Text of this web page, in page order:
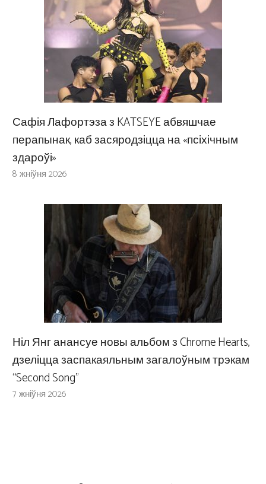
Сафія Лафортэза з KATSEYE абвяшчае
перапынак, каб засяродзіцца на «псіхічным
здароўі»
8 жніўня 2026
Ніл Янг анансуе новы альбом з Chrome Hearts,
дзеліцца заспакаяльным загалоўным трэкам
“Second Song”
7 жніўня 2026